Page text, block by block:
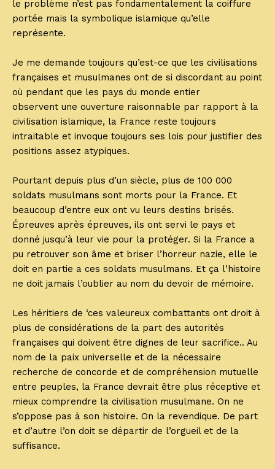
le problème n’est pas fondamentalement la coiffure
portée mais la symbolique islamique qu’elle
représente.
Je me demande toujours qu’est-ce que les civilisations
françaises et musulmanes ont de si discordant au point
où pendant que les pays du monde entier
observent une ouverture raisonnable par rapport à la
civilisation islamique, la France reste toujours
intraitable et invoque toujours ses lois pour justifier des
positions assez atypiques.
Pourtant depuis plus d’un siècle, plus de 100 000
soldats musulmans sont morts pour la France. Et
beaucoup d’entre eux ont vu leurs destins brisés.
Épreuves après épreuves, ils ont servi le pays et
donné jusqu’à leur vie pour la protéger. Si la France a
pu retrouver son âme et briser l’horreur nazie, elle le
doit en partie a ces soldats musulmans. Et ça l’histoire
ne doit jamais l’oublier au nom du devoir de mémoire.
Les héritiers de ‘ces valeureux combattants ont droit à
plus de considérations de la part des autorités
françaises qui doivent être dignes de leur sacrifice.. Au
nom de la paix universelle et de la nécessaire
recherche de concorde et de compréhension mutuelle
entre peuples, la France devrait être plus réceptive et
mieux comprendre la civilisation musulmane. On ne
s’oppose pas à son histoire. On la revendique. De part
et d’autre l’on doit se départir de l’orgueil et de la
suffisance.